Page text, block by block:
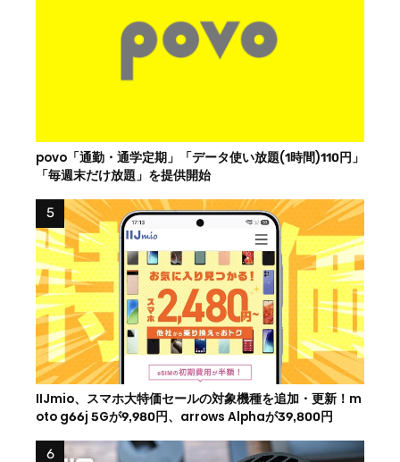
povo「通勤・通学定期」「データ使い放題(1時間)110円」
「毎週末だけ放題」を提供開始
IIJmio、スマホ大特価セールの対象機種を追加・更新！m
oto g66j 5Gが9,980円、arrows Alphaが39,800円